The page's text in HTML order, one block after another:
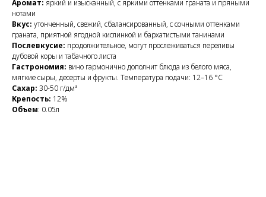
Аромат: яркий и изысканный, с яркими оттенками граната и пряными
нотами
Вкус: утонченный, свежий, сбалансированный, с сочными оттенками
граната, приятной ягодной кислинкой и бархатистыми танинами
Послевкусие: продолжительное, могут прослеживаться переливы
дубовой коры и табачного листа
Гастрономия: вино гармонично дополнит блюда из белого мяса,
мягкие сыры, десерты и фрукты. Температура подачи: 12–16 °C
Сахар: 30-50 г/дм³
Крепость: 12%
Объем: 0.05л